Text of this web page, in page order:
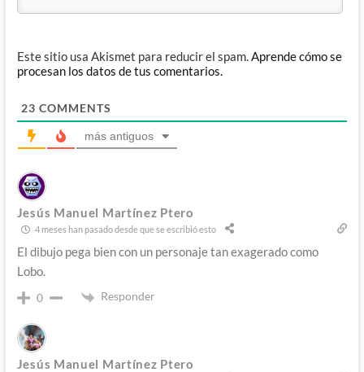
Este sitio usa Akismet para reducir el spam.Aprende cómo se
procesan los datos de tus comentarios.
23 COMMENTS
más antiguos
Jesús Manuel Martínez Ptero
4 meses han pasado desde que se escribió esto
El dibujo pega bien con un personaje tan exagerado como
Lobo.
0 Responder
Jesús Manuel Martínez Ptero